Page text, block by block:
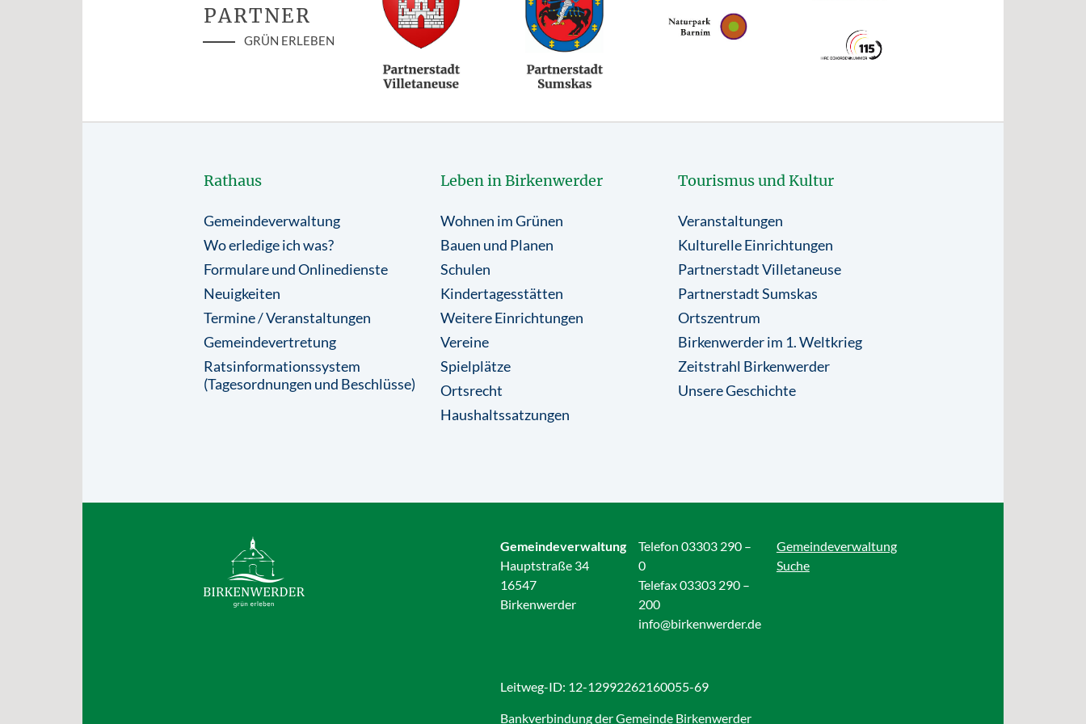
PARTNER
GRÜN ERLEBEN
Rathaus
Gemeindeverwaltung
Wo erledige ich was?
Formulare und Onlinedienste
Neuigkeiten
Termine / Veranstaltungen
Gemeindevertretung
Ratsinformationssystem
(Tagesordnungen und Beschlüsse)
Leben in Birkenwerder
Wohnen im Grünen
Bauen und Planen
Schulen
Kindertagesstätten
Weitere Einrichtungen
Vereine
Spielplätze
Ortsrecht
Haushaltssatzungen
Tourismus und Kultur
Veranstaltungen
Kulturelle Einrichtungen
Partnerstadt Villetaneuse
Partnerstadt Sumskas
Ortszentrum
Birkenwerder im 1. Weltkrieg
Zeitstrahl Birkenwerder
Unsere Geschichte
Gemeindeverwaltung
Hauptstraße 34
16547
Birkenwerder
Telefon 03303 290 –
0
Telefax 03303 290 –
200
info@birkenwerder.de
Gemeindeverwaltung
Suche
Leitweg-ID: 12-12992262160055-69
Bankverbindung der Gemeinde Birkenwerder